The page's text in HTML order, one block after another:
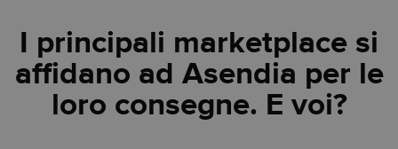
I principali marketplace si
affidano ad Asendia per le
loro consegne. E voi?